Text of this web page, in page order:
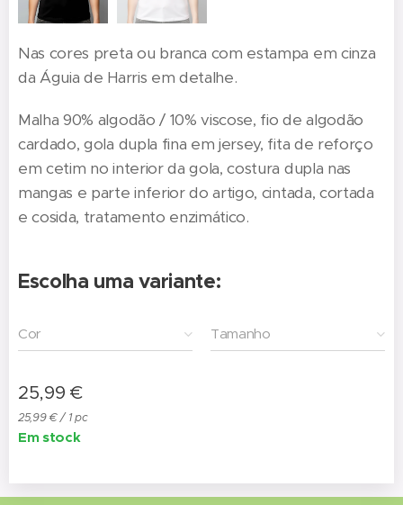
Nas cores preta ou branca com estampa em cinza
da Águia de Harris em detalhe.
Malha 90% algodão / 10% viscose, fio de algodão
cardado, gola dupla fina em jersey, fita de reforço
em cetim no interior da gola, costura dupla nas
mangas e parte inferior do artigo, cintada, cortada
e cosida, tratamento enzimático.
Escolha uma variante:
Cor Tamanho
25,99 €
25,99 € / 1 pc
Em stock